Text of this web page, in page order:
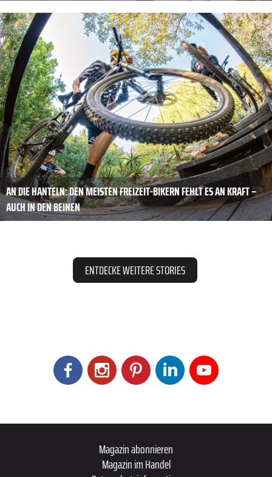
AN DIE HANTELN: DEN MEISTEN FREIZEIT-­BIKERN FEHLT ES AN KRAFT –
AUCH IN DEN BEINEN
ENTDECKE WEITERE STORIES
Magazin abonnieren
Magazin im Handel